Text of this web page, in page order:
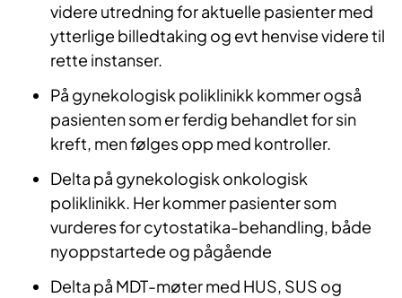
videre utredning for aktuelle pasienter med
ytterlige billedtaking og evt henvise videre til
rette instanser.
På gynekologisk poliklinikk kommer også
pasienten som er ferdig behandlet for sin
kreft, men følges opp med kontroller.
Delta på gynekologisk onkologisk
poliklinikk. Her kommer pasienter som
vurderes for cytostatika-behandling, både
nyoppstartede og pågående
Delta på MDT-møter med HUS, SUS og